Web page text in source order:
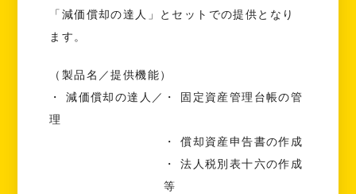
「減価償却の達人」とセットでの提供となり
ます。
（製品名／提供機能）
・ 減価償却の達人／・ 固定資産管理台帳の管
理
・ 償却資産申告書の作成
・ 法人税別表十六の作成
等